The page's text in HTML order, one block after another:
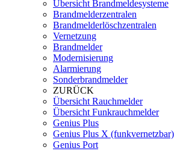
Übersicht Brandmeldesysteme
Brandmelderzentralen
Brandmelderlöschzentralen
Vernetzung
Brandmelder
Modernisierung
Alarmierung
Sonderbrandmelder
ZURÜCK
Übersicht Rauchmelder
Übersicht Funkrauchmelder
Genius Plus
Genius Plus X (funkvernetzbar)
Genius Port